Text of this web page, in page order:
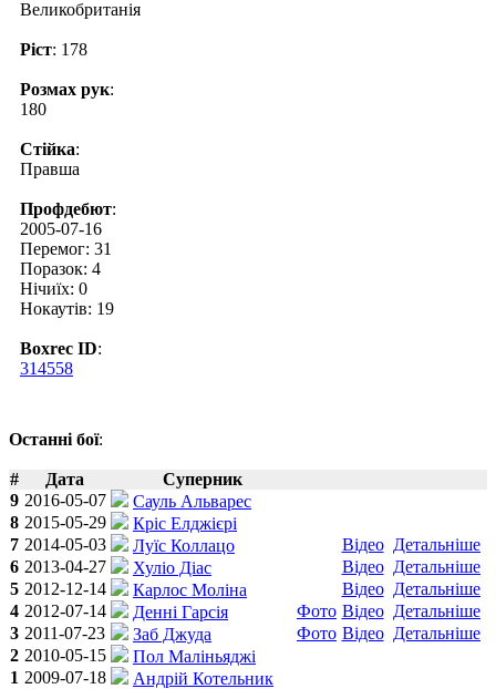
Великобританія
Ріст: 178
Розмах рук:
180
Стійка:
Правша
Профдебют:
2005-07-16
Перемог: 31
Поразок: 4
Нічиїх: 0
Нокаутів: 19
Boxrec ID:
314558
Останні бої:
# Дата
Суперник
9 2016-05-07
Сауль Альварес
8 2015-05-29
Кріс Елджієрі
7 2014-05-03 Луїс Коллацо Відео Детальніше
6 2013-04-27 Хуліо Діас Відео Детальніше
5 2012-12-14 Карлос Моліна Відео Детальніше
4 2012-07-14 Денні Гарсія Фото Відео Детальніше
3 2011-07-23 Заб Джуда Фото Відео Детальніше
2 2010-05-15
Пол Маліньяджі
1 2009-07-18 Андрій Котельник